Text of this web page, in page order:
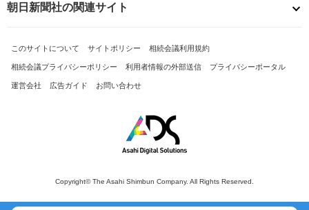
朝日新聞社の関連サイト
このサイトについて サイトポリシー 相続会議利用規約
相続会議プライバシーポリシー 利用者情報の外部送信 プライバシーポータル
運営会社 広告ガイド お問い合わせ
Copyright© The Asahi Shimbun Company. All Rights Reserved.